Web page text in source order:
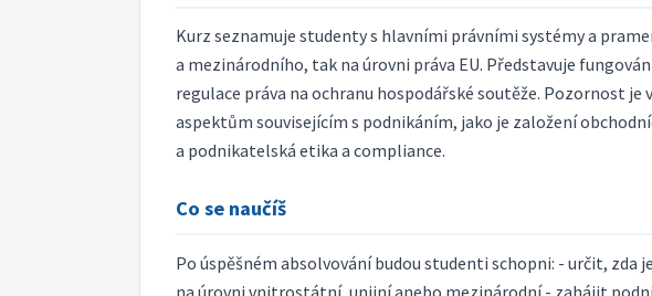
Kurz seznamuje studenty s hlavními právními systémy a
a mezinárodního, tak na úrovni práva EU. Představuje
regulace práva na ochranu hospodářské soutěže. Pozornost
aspektům souvisejícím s podnikáním, jako je založení
a podnikatelská etika a compliance.
Co se naučíš
Po úspěšném absolvování budou studenti schopni: - určit,
na úrovni vnitrostátní, unijní anebo mezinárodní - zahájit